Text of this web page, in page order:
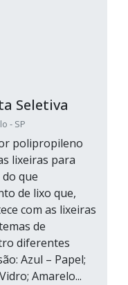
Seletiva
- SP
polipropileno
lixeiras para
que
de lixo que,
com as lixeiras
de
diferentes
Azul – Papel;
Amarelo...